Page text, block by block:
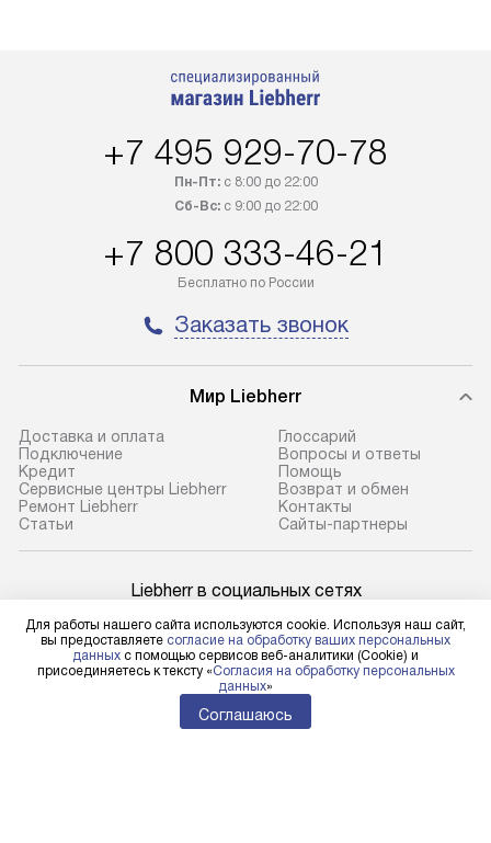
+7 495 929-70-78
Пн-Пт:с 8:00 до 22:00
Сб-Вс:с 9:00 до 22:00
+7 800 333-46-21
Бесплатно по России
Заказать звонок
Мир Liebherr
Доставка и оплата
Подключение
Кредит
Сервисные центры Liebherr
Ремонт Liebherr
Cтатьи
Глоссарий
Вопросы и ответы
Помощь
Возврат и обмен
Контакты
Сайты-партнеры
Liebherr в социальных сетях
Для физических лиц
shop@l-rus.ru
Для юридических лиц
Для работы нашего сайта используются cookie. Используя наш сайт,
вы предоставляете согласие на обработку ваших персональных
данных с помощью сервисов веб-аналитики (Cookie) и
присоединяетесь к тексту «Согласия на обработку персональных
данных»
Соглашаюсь